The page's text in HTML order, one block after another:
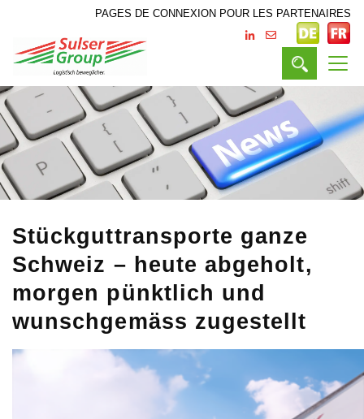
PAGES DE CONNEXION POUR LES PARTENAIRES
Stückguttransporte ganze
Schweiz – heute abgeholt,
morgen pünktlich und
wunschgemäss zugestellt